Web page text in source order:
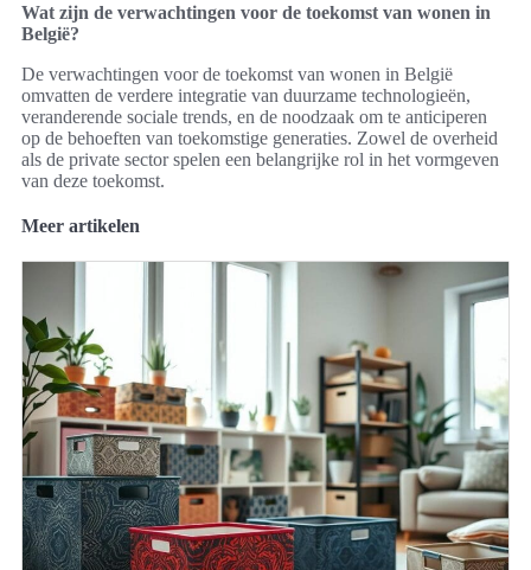
Wat zijn de verwachtingen voor de toekomst van wonen in
België?
De verwachtingen voor de toekomst van wonen in België
omvatten de verdere integratie van duurzame technologieën,
veranderende sociale trends, en de noodzaak om te anticiperen
op de behoeften van toekomstige generaties. Zowel de overheid
als de private sector spelen een belangrijke rol in het vormgeven
van deze toekomst.
Meer artikelen